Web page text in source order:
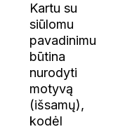
Kartu su
siūlomu
pavadinimu
būtina
nurodyti
motyvą
(išsamų),
kodėl